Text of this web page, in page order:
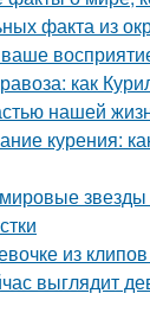
факта из
как
нашей
курения:
из
выглядит